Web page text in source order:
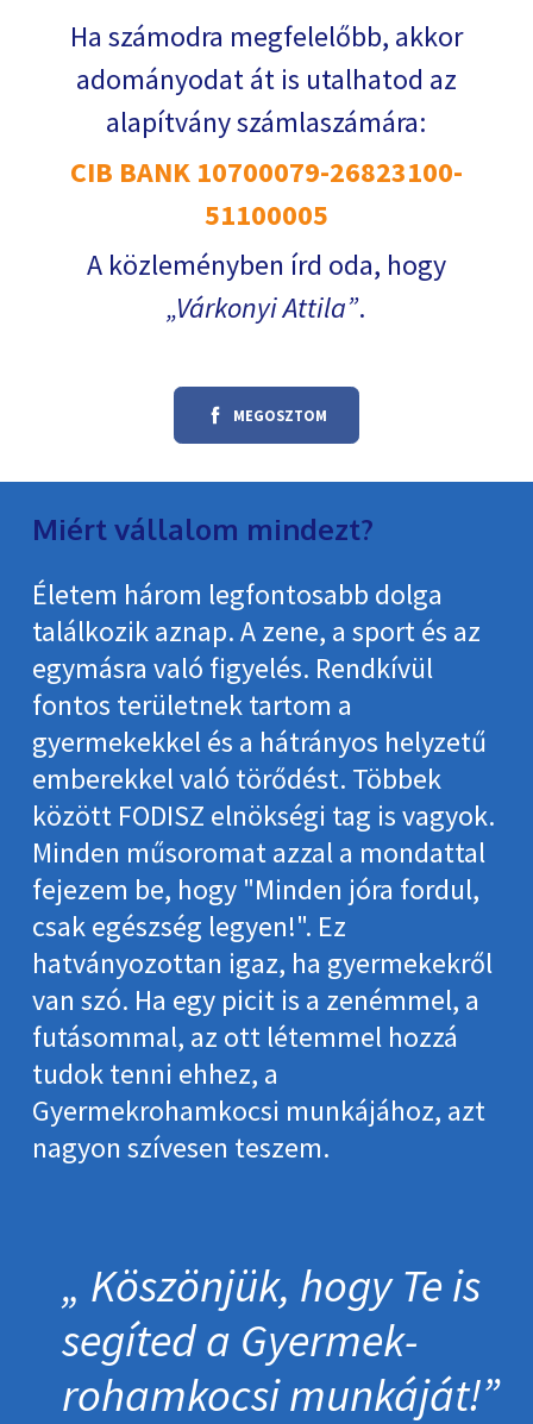
Ha számodra megfelelőbb, akkor
adományodat át is utalhatod az
alapítvány számlaszámára:
CIB BANK 10700079-26823100-
51100005
A közleményben írd oda, hogy
Várkonyi Attila .
MEGOSZTOM
Miért vállalom mindezt?
Életem három legfontosabb dolga
találkozik aznap. A zene, a sport és az
egymásra való figyelés. Rendkívül
fontos területnek tartom a
gyermekekkel és a hátrányos helyzetű
emberekkel való törődést. Többek
között FODISZ elnökségi tag is vagyok.
Minden műsoromat azzal a mondattal
fejezem be, hogy "Minden jóra fordul,
csak egészség legyen!". Ez
hatványozottan igaz, ha gyermekekről
van szó. Ha egy picit is a zenémmel, a
futásommal, az ott létemmel hozzá
tudok tenni ehhez, a
Gyermekrohamkocsi munkájához, azt
nagyon szívesen teszem.
Köszönjük, hogy Te is
segíted a Gyermek­
roham­kocsi munkáját!